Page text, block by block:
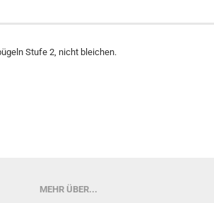
Stufe 2, nicht bleichen.
MEHR ÜBER...